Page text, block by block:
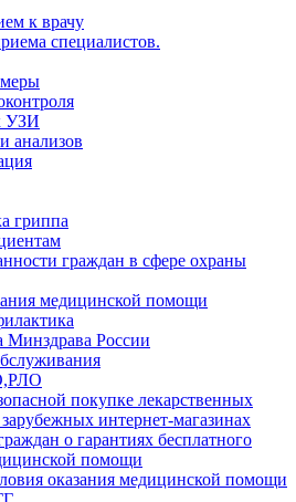
к врачу
специалистов.
УЗИ
анализов
гриппа
граждан в сфере охраны
медицинской помощи
России
покупке лекарственных
интернет-магазинах
о гарантиях бесплатного
помощи
оказания медицинской помощи